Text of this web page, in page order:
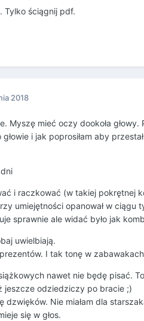
Tylko ściągnij pdf.
2018
Myszę mieć oczy dookoła
głowie i jak poprosiłam aby
i raczkować (w takiej pokrętnej
umiejętności opanował w ciągu
sprawnie ale widać było jak
uwielbiają.
I tak tonę w
nawet nie będę pisać.
jeszcze odziedziczy po bracie ;)
dzwięków. Nie miałam dla
się w głos.